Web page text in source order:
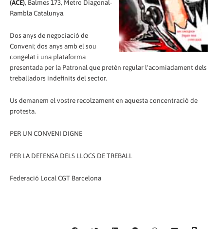
(ACE), Balmes 173, Metro Diagonal-
Rambla Catalunya.
Dos anys de negociació de
Conveni; dos anys amb el sou
congelat i una plataforma
presentada per la Patronal que pretén regular l'acomiadament dels
treballadors indefinits del sector.
Us demanem el vostre recolzament en aquesta concentració de
protesta.
PER UN CONVENI DIGNE
PER LA DEFENSA DELS LLOCS DE TREBALL
Federació Local CGT Barcelona